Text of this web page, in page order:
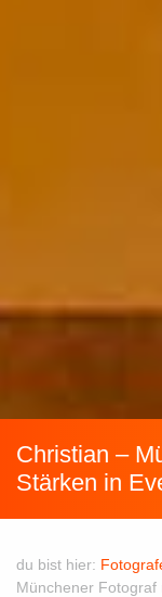
Christian –
Stärken in
du bist hier:
Münchener